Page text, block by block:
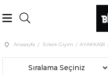
Anasayfa Erkek Giyim AYAKKABI
Sıralama